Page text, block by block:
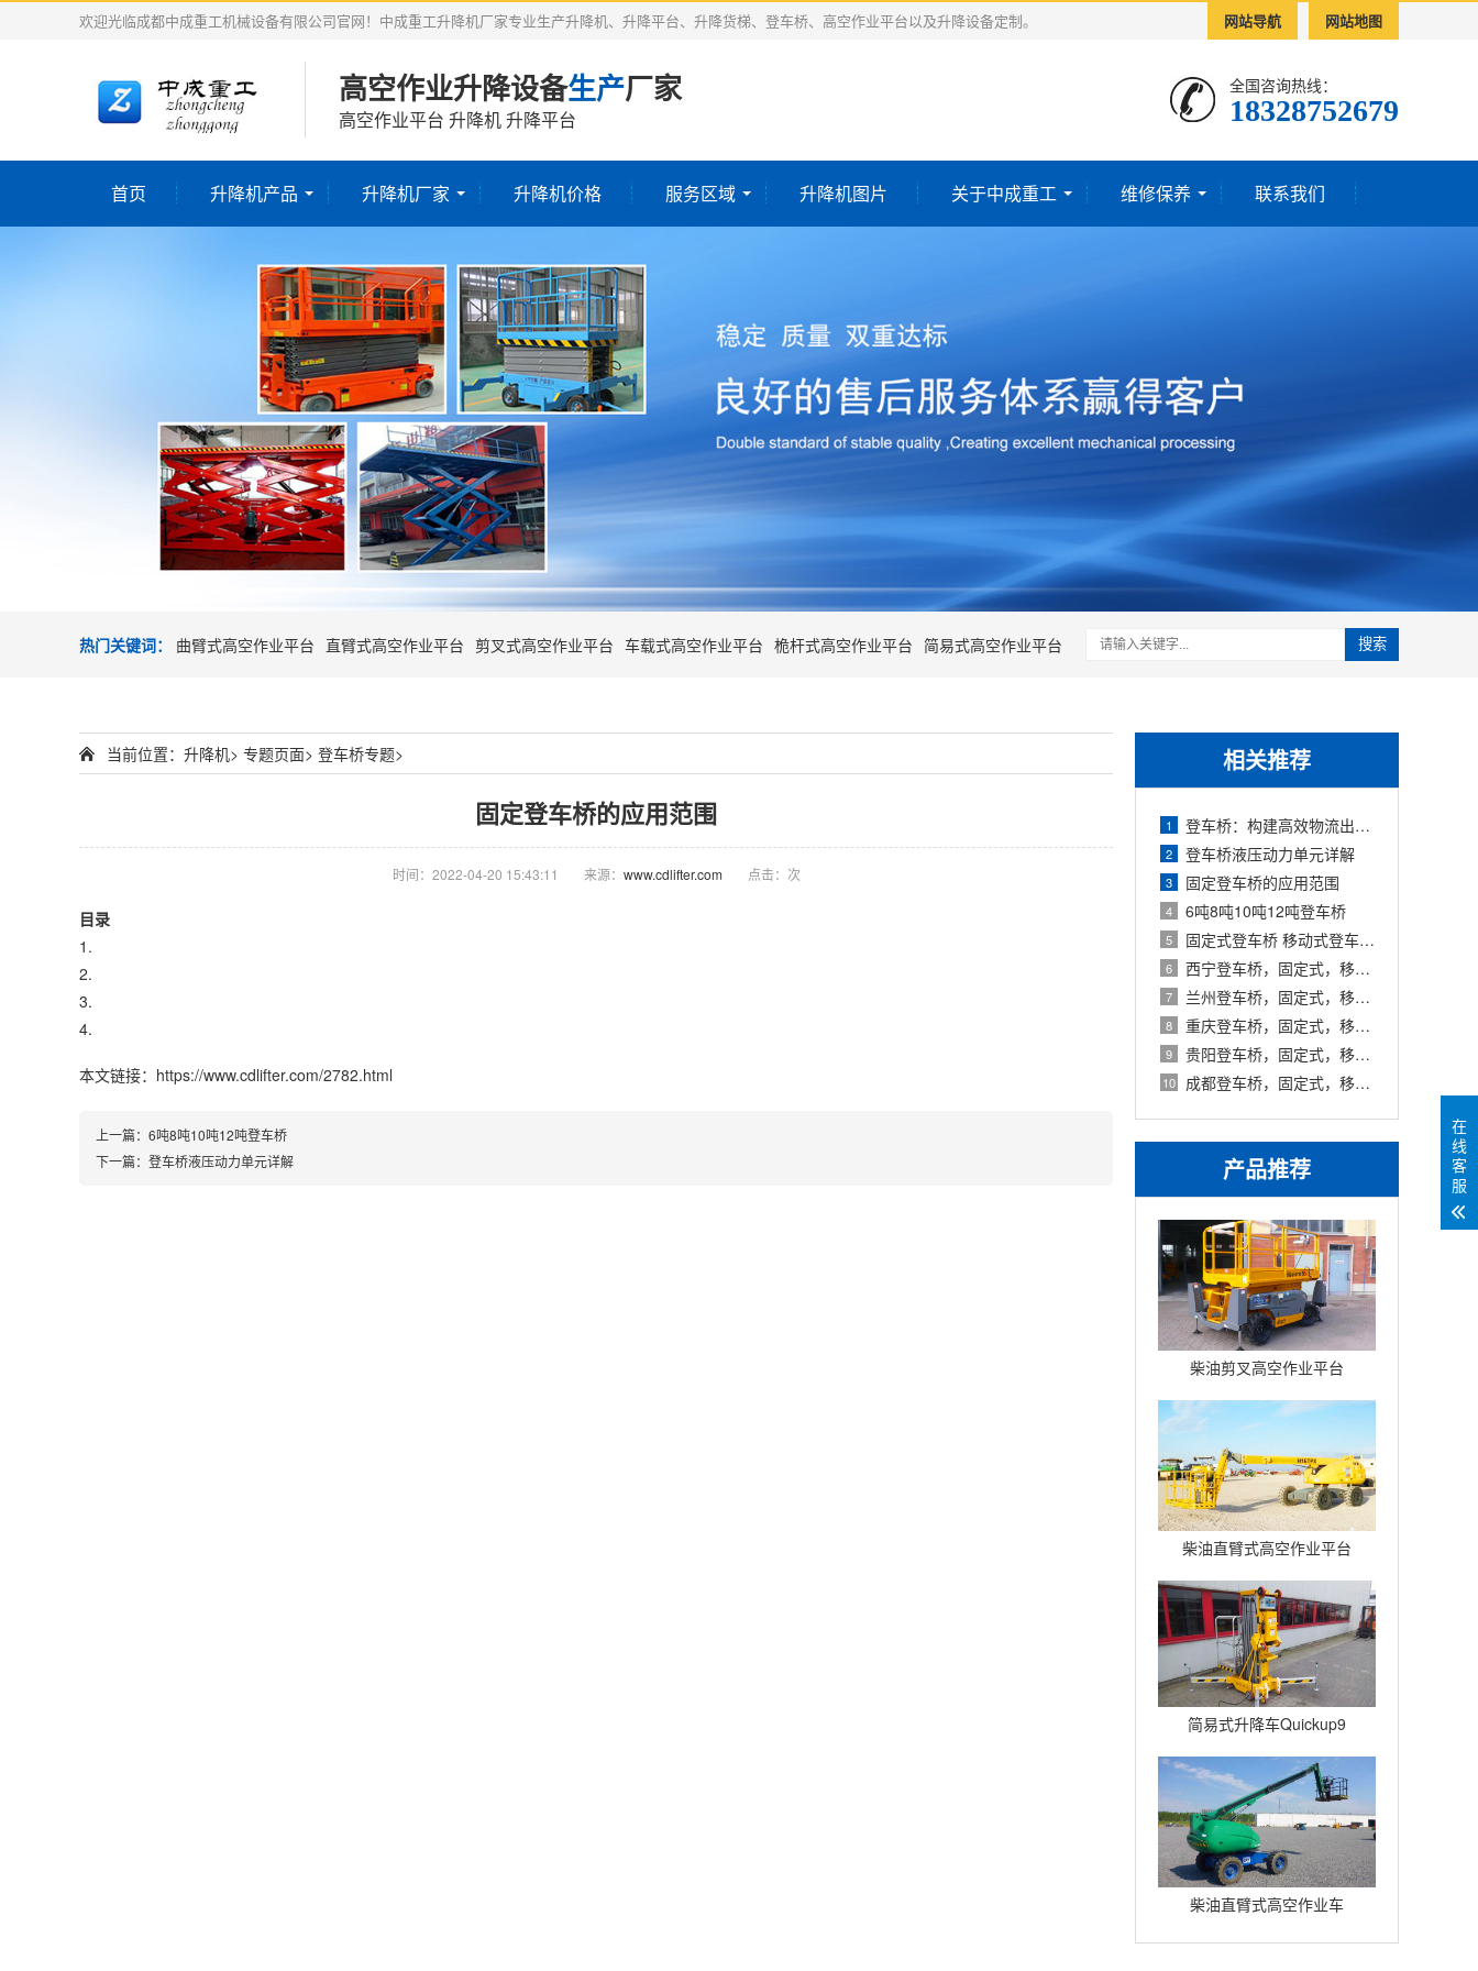
网站导航 网站地图
欢迎光临成都中成重工机械设备有限公司官网！中成重工升降机厂家专业生产升降机、升降平台、升降货梯、登车桥、高空作业平台以及升降设备定制。
高空作业升降设备生产厂家
高空作业平台 升降机 升降平台
全国咨询热线：
18328752679‬
首页 升降机产品 升降机厂家 升降机价格 服务区域 升降机图片 关于中成重工 维修保养 联系我们
热门关键词： 曲臂式高空作业平台 直臂式高空作业平台 剪叉式高空作业平台 车载式高空作业平台 桅杆式高空作业平台 简易式高空作业平台 搜索
相关推荐
1 登车桥：构建高效物流出入口的“智能调
2 登车桥液压动力单元详解
3 固定登车桥的应用范围
4 6吨8吨10吨12吨登车桥
5 固定式登车桥 移动式登车桥 液压登车桥
6 西宁登车桥，固定式，移动式，青海登车
7 兰州登车桥，固定式，移动式，甘肃登车
8 重庆登车桥，固定式，移动式，重庆登车
9 贵阳登车桥，固定式，移动式，贵州登车
10 成都登车桥，固定式，移动式，四川登车
产品推荐
柴油剪叉高空作业平台
Compact10DX
柴油直臂式高空作业平台
H16TPX
简易式升降车Quickup9
柴油直臂式高空作业车
当前位置： 升降机> 专题页面> 登车桥专题>
固定登车桥的应用范围
时间：2022-04-20 15:43:11 来源： www.cdlifter.com 点击： 次
目录
1.
2.
3.
4.
本文链接：https://www.cdlifter.com/2782.html
上一篇： 6吨8吨10吨12吨登车桥
下一篇： 登车桥液压动力单元详解
在
线
客
服